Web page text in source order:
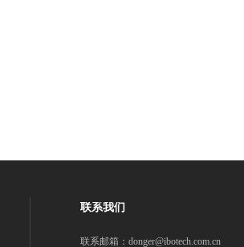
联系邮箱：donger@ibotech.com.cn
联系我们